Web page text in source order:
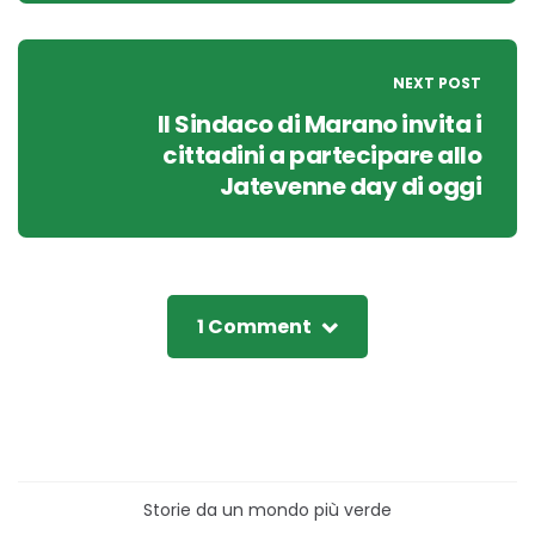
NEXT POST
Il Sindaco di Marano invita i
cittadini a partecipare allo
Jatevenne day di oggi
1 Comment
Storie da un mondo più verde